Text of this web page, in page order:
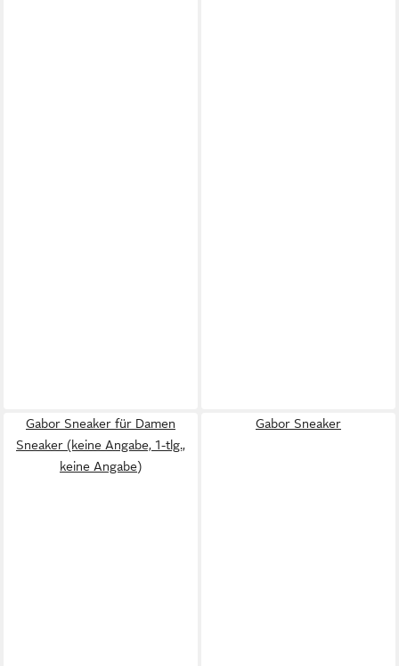
Gabor Sneaker für Damen
Sneaker (keine Angabe, 1-tlg.,
keine Angabe)
Gabor Sneaker